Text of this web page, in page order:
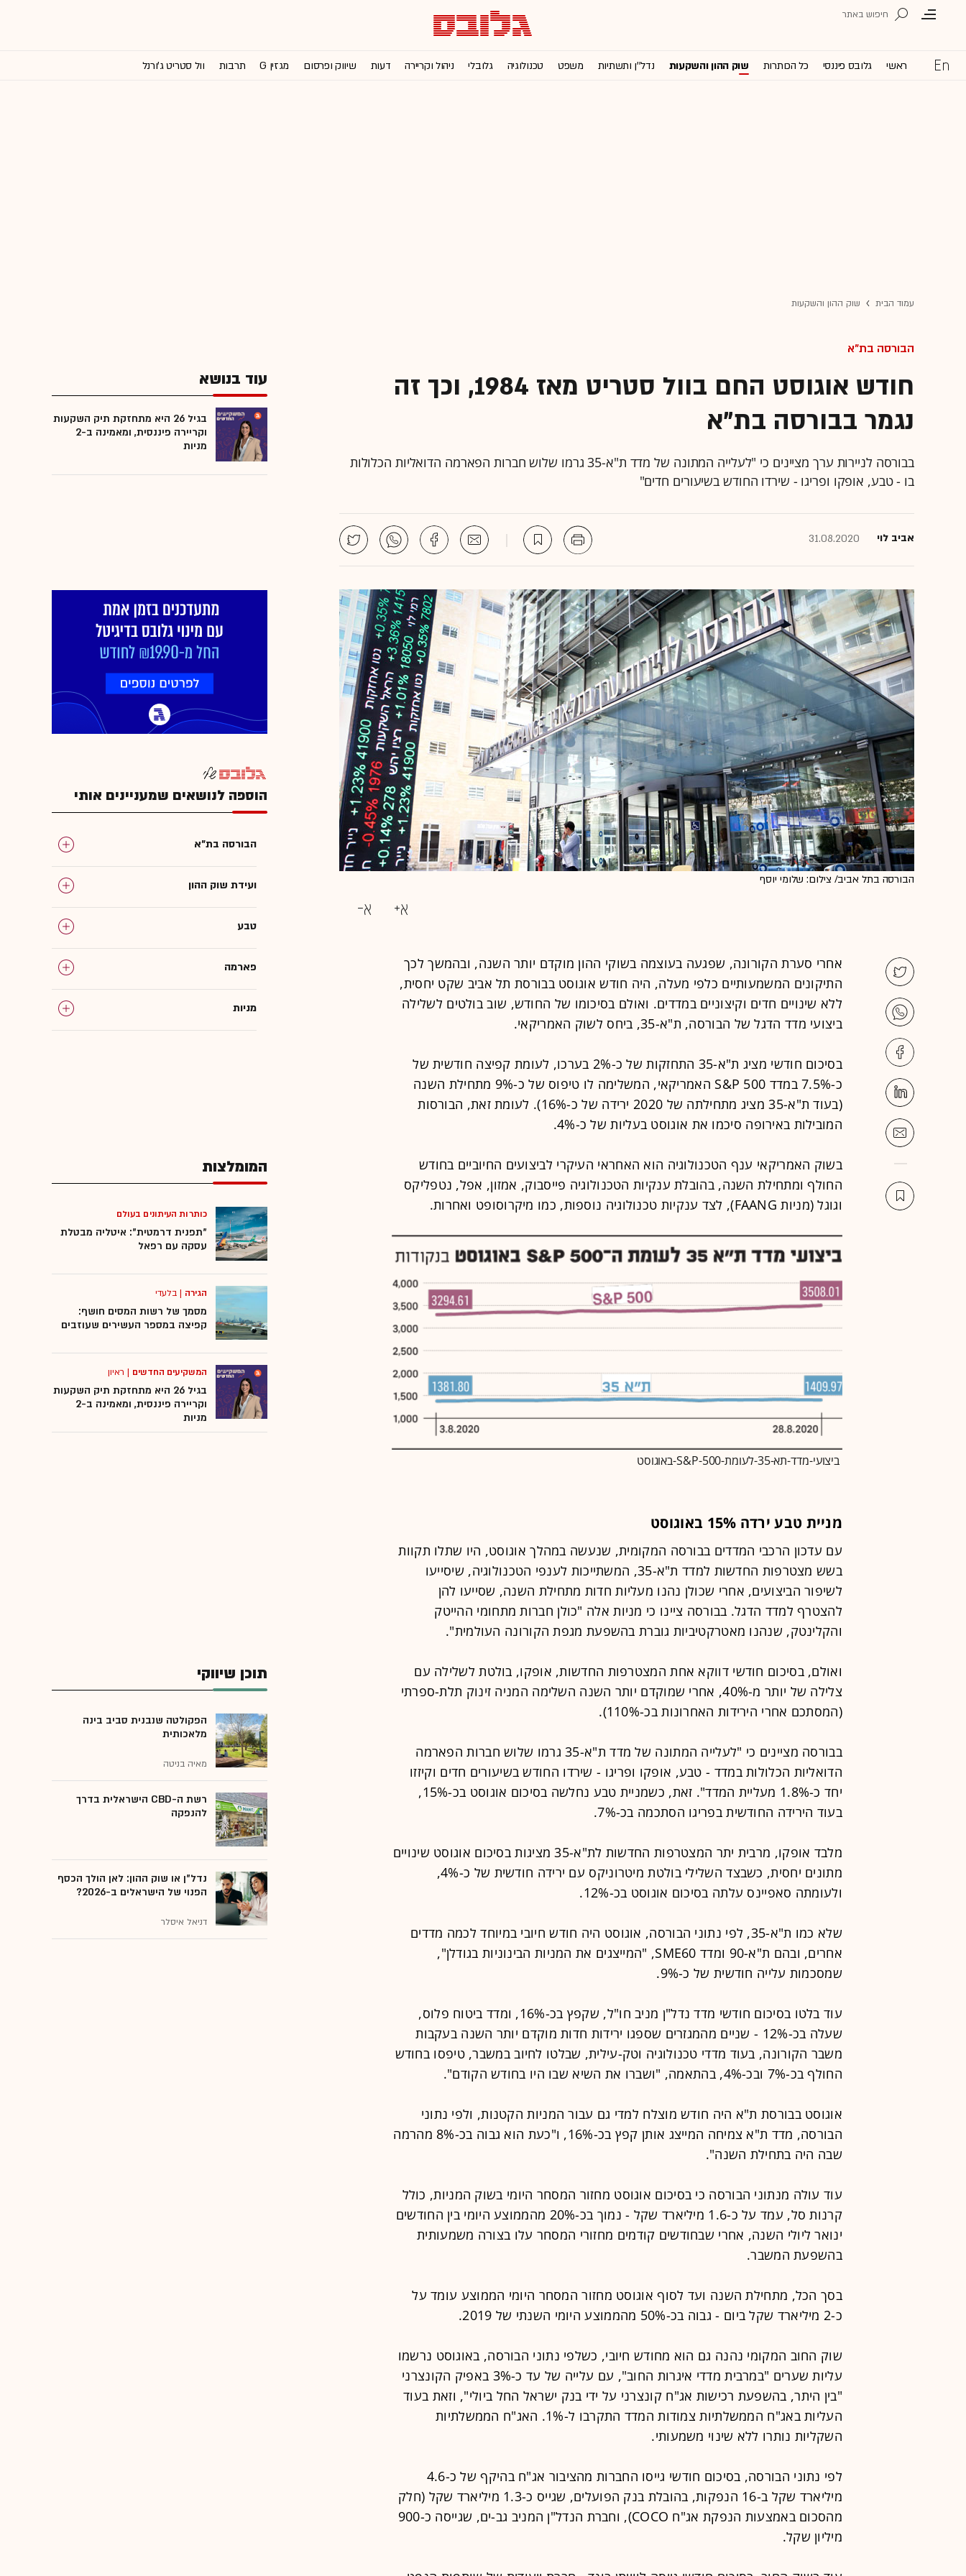
ראשי גלובס פיננסי כל הכותרות שוק ההון והשקעות נדל''ן ותשתיות משפט טכנולוגיה גלובלי ניהול וקריירה דעות שיווק ופרסום מגזין G תרבות וול סטריט ג'ורנל
עמוד הבית שוק ההון והשקעות
הבורסה בת"א
חודש אוגוסט החם בוול סטריט מאז 1984, וכך זה
נגמר בבורסה בת"א
בבורסה לניירות ערך מציינים כי "לעלייה המתונה של מדד ת"א-35 גרמו שלוש חברות הפארמה הדואליות הכלולות
בו - טבע, אופקו ופריגו - שירדו החודש בשיעורים חדים"
אביב לוי 31.08.2020
הבורסה בתל אביב/ צילום: שלומי יוסף
אחרי סערת הקורונה, שפגעה בעוצמה בשוקי ההון מוקדם יותר השנה, ובהמשך לכך
התיקונים המשמעותיים כלפי מעלה, היה חודש אוגוסט בבורסת תל אביב שקט יחסית,
ללא שינויים חדים וקיצוניים במדדים. ואולם בסיכומו של החודש, שוב בולטים לשלילה
ביצועי מדד הדגל של הבורסה, ת"א-35, ביחס לשוק האמריקאי.
בסיכום חודשי מציג ת"א-35 התחזקות של כ-2% בערכו, לעומת קפיצה חודשית של
כ-7.5% במדד S&P 500 האמריקאי, המשלימה לו טיפוס של כ-9% מתחילת השנה
(בעוד ת"א-35 מציג מתחילתה של 2020 ירידה של כ-16%). לעומת זאת, הבורסות
המובילות באירופה סיכמו את אוגוסט בעליות של כ-4%.
בשוק האמריקאי ענף הטכנולוגיה הוא האחראי העיקרי לביצועים החיוביים בחודש
החולף ומתחילת השנה, בהובלת ענקיות הטכנולוגיה פייסבוק, אמזון, אפל, נטפליקס
וגוגל (מניות FAANG), לצד ענקיות טכנולוגיה נוספות, כמו מיקרוסופט ואחרות.
ביצועי-מדד-תא-35-לעומת-S&P-500-באוגוסט
מניית טבע ירדה 15% באוגוסט
עם עדכון הרכבי המדדים בבורסה המקומית, שנעשה במהלך אוגוסט, היו שתלו תקוות
בשש מצטרפות החדשות למדד ת"א-35, המשתייכות לענפי הטכנולוגיה, שיסייעו
לשיפור הביצועים, אחרי שכולן נהנו מעליות חדות מתחילת השנה, שסייעו להן
להצטרף למדד הדגל. בבורסה ציינו כי מניות אלה "כולן חברות מתחומי ההייטק
והקלינטק, שנהנו מאטרקטיביות גוברת בהשפעת מגפת הקורונה העולמית".
ואולם, בסיכום חודשי דווקא אחת המצטרפות החדשות, אופקו, בולטת לשלילה עם
צלילה של יותר מ-40%, אחרי שמוקדם יותר השנה השלימה המניה זינוק תלת-ספרתי
(המסתכם אחרי הירידות האחרונות בכ-110%).
בבורסה מציינים כי "לעלייה המתונה של מדד ת"א-35 גרמו שלוש חברות הפארמה
הדואליות הכלולות במדד - טבע, אופקו ופריגו - שירדו החודש בשיעורים חדים וקיזזו
יחד כ-1.8% מעליית המדד". זאת, כשמניית טבע נחלשה בסיכום אוגוסט בכ-15%,
בעוד הירידה החודשית בפריגו הסתכמה בכ-7%.
מלבד אופקו, מרבית יתר המצטרפות החדשות לת"א-35 מציגות בסיכום אוגוסט שינויים
מתונים יחסית, כשבצד השלילי בולטת מיטרוניקס עם ירידה חודשית של כ-4%,
ולעומתה סאפיינס עלתה בסיכום אוגוסט בכ-12%.
שלא כמו ת"א-35, לפי נתוני הבורסה, אוגוסט היה חודש חיובי במיוחד לכמה מדדים
אחרים, ובהם ת"א-90 ומדד SME60, "המייצגים את המניות הבינוניות בגודלן",
שמסכמות עלייה חודשית של כ-9%.
עוד בלטו בסיכום חודשי מדד נדל"ן מניב חו"ל, שקפץ בכ-16%, ומדד ביטוח פלוס,
שעלה בכ-12% - שניים מהמגזרים שספגו ירידות חדות מוקדם יותר השנה בעקבות
משבר הקורונה, בעוד מדדי טכנולוגיה וטק-עילית, שבלטו לחיוב במשבר, טיפסו בחודש
החולף בכ-7% ובכ-4%, בהתאמה, "ושברו את השיא שבו היו בחודש הקודם".
אוגוסט בבורסת ת"א היה חודש מוצלח למדי גם עבור המניות הקטנות, ולפי נתוני
הבורסה, מדד ת"א צמיחה המייצג אותן קפץ בכ-16%, ו"כעת הוא גבוה בכ-8% מהרמה
שבה היה בתחילת השנה".
עוד עולה מנתוני הבורסה כי בסיכום אוגוסט מחזור המסחר היומי בשוק המניות, כולל
קרנות סל, עמד על כ-1.6 מיליארד שקל - נמוך בכ-20% מהממוצע היומי בין החודשים
ינואר ליולי השנה, אחרי שבחודשים קודמים מחזורי המסחר עלו בצורה משמעותית
בהשפעת המשבר.
בסך הכל, מתחילת השנה ועד לסוף אוגוסט מחזור המסחר היומי הממוצע עומד על
כ-2 מיליארד שקל ביום - גבוה בכ-50% מהממוצע היומי השנתי של 2019.
שוק החוב המקומי נהנה גם הוא מחודש חיובי, כשלפי נתוני הבורסה, באוגוסט נרשמו
עליות שערים "במרבית מדדי איגרות החוב", עם עלייה של עד כ-3% באפיק הקונצרני
"בין היתר, בהשפעת רכישות אג"ח קונצרני על ידי בנק ישראל החל ביולי", וזאת בעוד
העליות באג"ח הממשלתיות צמודות המדד התקרבו ל-1%. האג"ח הממשלתיות
השקליות נותרו ללא שינוי משמעותי.
לפי נתוני הבורסה, בסיכום חודשי גייסו החברות מהציבור אג"ח בהיקף של כ-4.6
מיליארד שקל ב-16 הנפקות, בהובלת בנק הפועלים, שגייס כ-1.3 מיליארד שקל (חלק
מהסכום באמצעות הנפקת אג"ח COCO), וחברת הנדל"ן המניב גב-ים, שגייסה כ-900
מיליון שקל.
עוד בנושא
בגיל 26 היא מתחזקת תיק השקעות
וקריירה פיננסית, ומאמינה ב-2
מניות
הוספה לנושאים שמעניינים אותי
הבורסה בת"א
ועידת שוק ההון
טבע
פארמה
מניות
המומלצות
כותרות העיתונים בעולם
"תפנית דרמטית": איטליה מבטלת
עסקה עם רפאל
הגירה |בלעדי
מסמך של רשות המסים חושף:
קפיצה במספר העשירים שעוזבים
המשקיעים החדשים | ראיון
בגיל 26 היא מתחזקת תיק השקעות
וקריירה פיננסית, ומאמינה ב-2
מניות
תוכן שיווקי
הפקולטה שנבנית סביב בינה
מלאכותית
מאיה בניטה
רשת ה-CBD הישראלית בדרך
להנפקה
נדל"ן או שוק ההון: לאן הולך הכסף
הפנוי של הישראלים ב-2026?
דניאל איסלר